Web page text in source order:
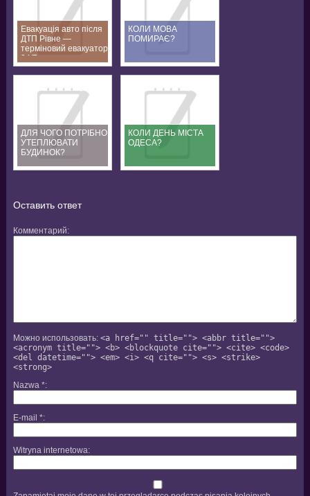
Евакуація авто після
ДТП Рівне —
терміновий евакуатор
24/7
КОЛИ МОВА
ПОМИРАЄ?
ДЛЯ ЧОГО ПОТРІБНО
УТЕПЛЮВАТИ
БУДИНОК?
КОЛИ ДЕНЬ МІСТА
ОДЕСА?
Оставить ответ
Комментарий
Можно использовать: <a href="" title=""> <abbr title="">
<acronym title=""> <b> <blockquote cite=""> <cite> <code>
<del datetime=""> <em> <i> <q cite=""> <s> <strike>
<strong>
Nazwa *
E-mail *
Witryna internetowa